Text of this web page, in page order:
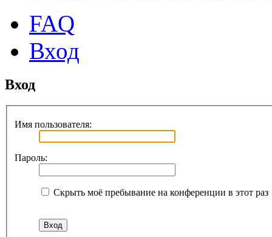
FAQ
Вход
Вход
Имя пользователя:
Пароль:
Скрыть моё пребывание на конференции в этот раз